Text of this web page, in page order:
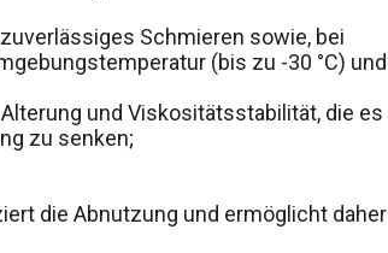
Schmieren sowie, bei
(bis zu -30 °C) und
und Viskositätsstabilität, die es
zu senken;
die Abnutzung und ermöglicht daher